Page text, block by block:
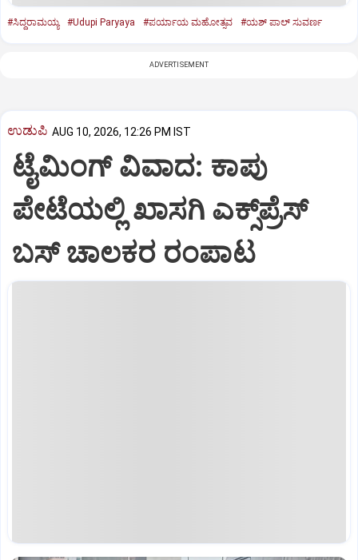
#ಸಿದ್ದರಾಮಯ್ಯ #Udupi Paryaya #ಪರ್ಯಾಯ ಮಹೋತ್ಸವ #ಯಶ್‌ ಪಾಲ್‌ ಸುವರ್ಣ
ADVERTISEMENT
ಉಡುಪಿ AUG 10, 2026, 12:26 PM IST
ಟೈಮಿಂಗ್‌ ವಿವಾದ: ಕಾಪು
ಪೇಟೆಯಲ್ಲಿ ಖಾಸಗಿ ಎಕ್ಸ್‌ಪ್ರೆಸ್
ಬಸ್‌ ಚಾಲಕರ ರಂಪಾಟ